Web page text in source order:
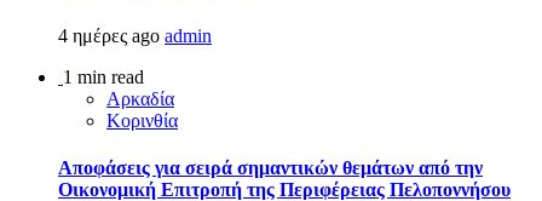
4 ημέρες ago admin
1 min read
Αρκαδία
Κορινθία
Αποφάσεις για σειρά σημαντικών θεμάτων από την
Οικονομική Επιτροπή της Περιφέρειας Πελοποννήσου